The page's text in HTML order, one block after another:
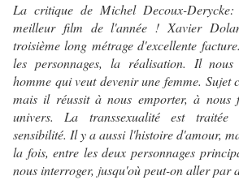
La critique de Michel Decoux-Derycke:
meilleur film de l'année ! Xavier
troisième long métrage d'excellente
les personnages, la réalisation. Il
homme qui veut devenir une femme. Sujet
mais il réussit à nous emporter, à nous
univers. La transsexualité est traitée
sensibilité. Il y a aussi l'histoire d'amour,
la fois, entre les deux personnages
nous interroger, jusqu'où peut-on aller par